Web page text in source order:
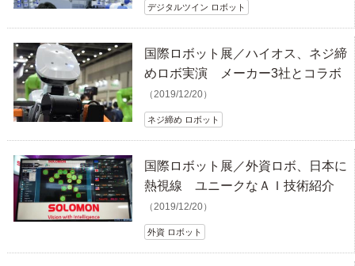
デジタルツイン ロボット
国際ロボット展／ハイオス、ネジ締
めロボ実演 メーカー3社とコラボ
（2019/12/20）
ネジ締め ロボット
国際ロボット展／外資ロボ、日本に
熱視線 ユニークなＡＩ技術紹介
（2019/12/20）
外資 ロボット